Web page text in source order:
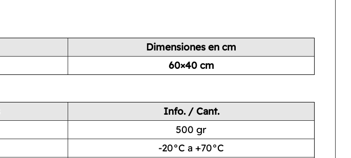
Dimensiones en cm
60×40 cm
Info. / Cant.
500 gr
-20°C a +70°C